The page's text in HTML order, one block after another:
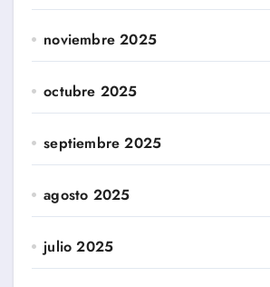
noviembre 2025
octubre 2025
septiembre 2025
agosto 2025
julio 2025